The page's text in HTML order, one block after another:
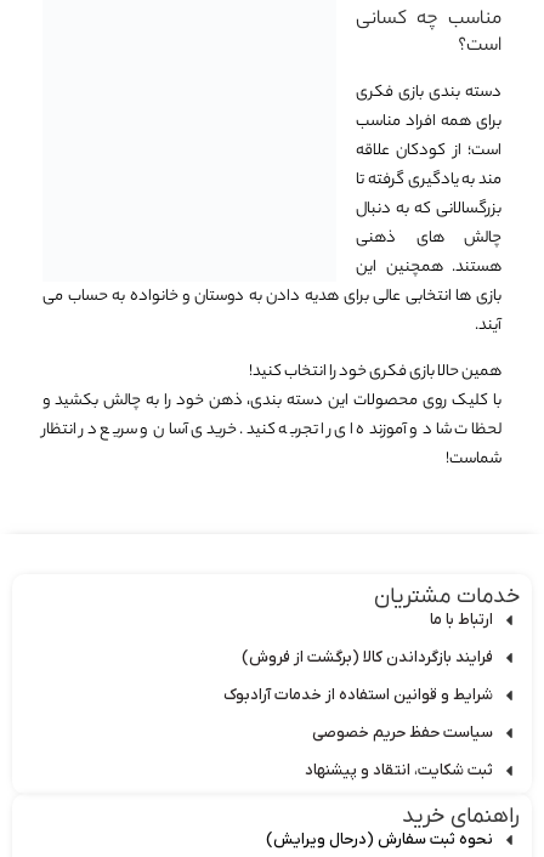
مناسب چه کسانی
است؟
دسته بندی بازی فکری
برای همه افراد مناسب
است؛ از کودکان علاقه
مند به یادگیری گرفته تا
بزرگسالانی که به دنبال
چالش های ذهنی
هستند. همچنین این
بازی ها انتخابی عالی برای هدیه دادن به دوستان و خانواده به حساب می
آیند.
همین حالا بازی فکری خود را انتخاب کنید!
با کلیک روی محصولات این دسته بندی، ذهن خود را به چالش بکشید و
لحظات شاد و آموزنده ای را تجربه کنید. خریدی آسان و سریع در انتظار
شماست!
خدمات مشتریان
ارتباط با ما
فرایند بازگرداندن کالا (برگشت از فروش)
شرایط و قوانین استفاده از خدمات آرادبوک
سیاست حفظ حریم خصوصی
ثبت شکایت، انتقاد و پیشنهاد
راهنمای خرید
نحوه ثبت سفارش (درحال ویرایش)